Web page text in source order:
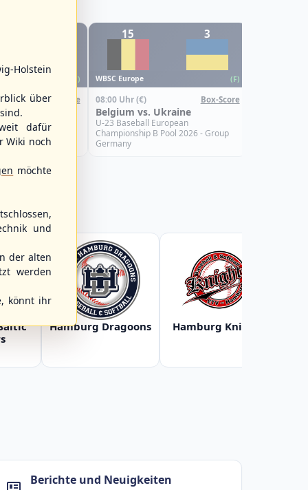
(F)
Box-Score
2026 - Group
15 3
WBSC Europe (F)
08:00 Uhr(€) Box-Score
Belgium vs. Ukraine
U-23 Baseball European
Championship B Pool 2026 - Group
Germany
Hamburg Dragoons Hamburg Knights
Berichte und Neuigkeiten
Holstein
über
dafür
Wiki noch
möchte
und
der alten
werden
könnt ihr